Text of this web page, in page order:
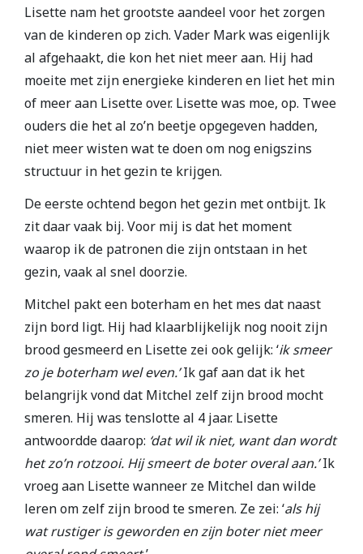
Lisette nam het grootste aandeel voor het zorgen
van de kinderen op zich. Vader Mark was eigenlijk
al afgehaakt, die kon het niet meer aan. Hij had
moeite met zijn energieke kinderen en liet het min
of meer aan Lisette over. Lisette was moe, op. Twee
ouders die het al zo’n beetje opgegeven hadden,
niet meer wisten wat te doen om nog enigszins
structuur in het gezin te krijgen.
De eerste ochtend begon het gezin met ontbijt. Ik
zit daar vaak bij. Voor mij is dat het moment
waarop ik de patronen die zijn ontstaan in het
gezin, vaak al snel doorzie.
Mitchel pakt een boterham en het mes dat naast
zijn bord ligt. Hij had klaarblijkelijk nog nooit zijn
brood gesmeerd en Lisette zei ook gelijk: ‘ik smeer
zo je boterham wel even.’Ik gaf aan dat ik het
belangrijk vond dat Mitchel zelf zijn brood mocht
smeren. Hij was tenslotte al 4 jaar. Lisette
antwoordde daarop: ‘dat wil ik niet, want dan wordt
het zo’n rotzooi. Hij smeert de boter overal aan.’Ik
vroeg aan Lisette wanneer ze Mitchel dan wilde
leren om zelf zijn brood te smeren. Ze zei: ‘als hij
wat rustiger is geworden en zijn boter niet meer